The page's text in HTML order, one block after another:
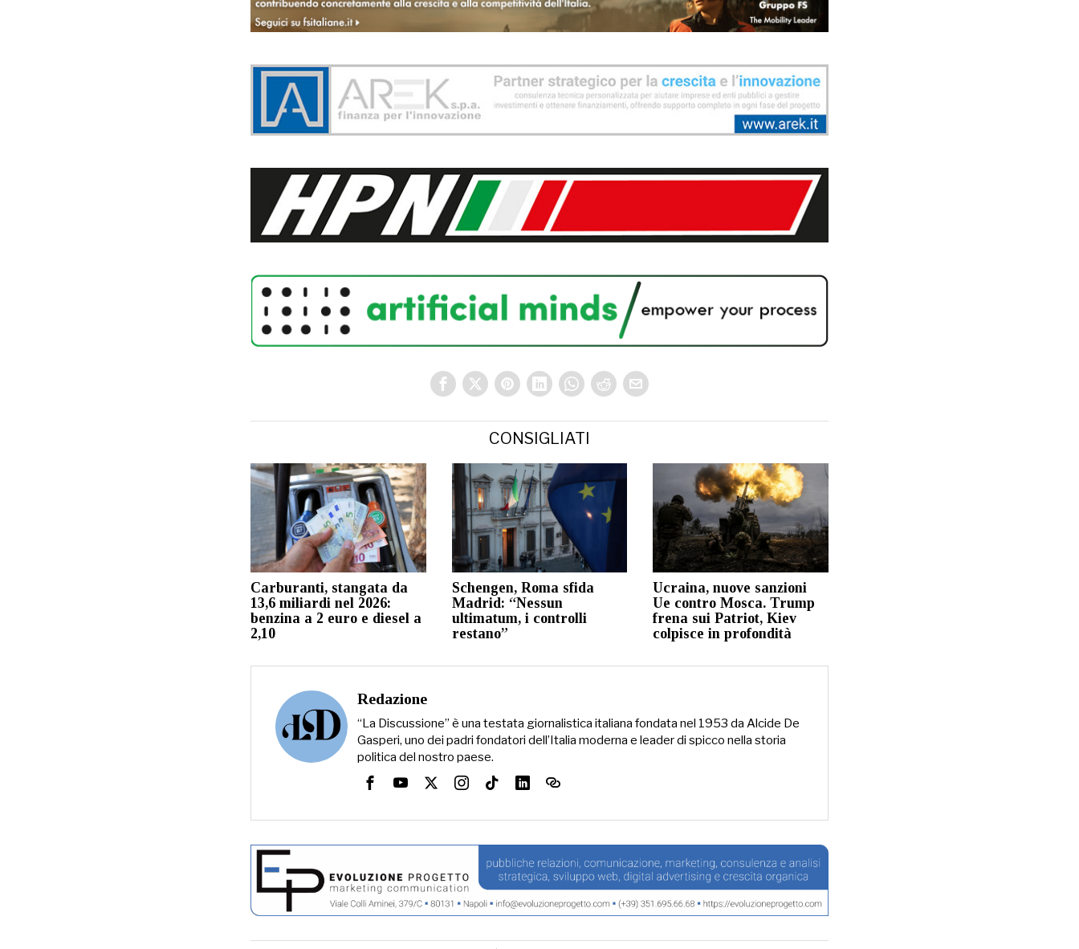
CONSIGLIATI
Carburanti, stangata da
13,6 miliardi nel 2026:
benzina a 2 euro e diesel a
2,10
Schengen, Roma sfida
Madrid: “Nessun
ultimatum, i controlli
restano”
Ucraina, nuove sanzioni
Ue contro Mosca. Trump
frena sui Patriot, Kiev
colpisce in profondità
Redazione
“La Discussione” è una testata giornalistica italiana fondata nel 1953 da Alcide De
Gasperi, uno dei padri fondatori dell’Italia moderna e leader di spicco nella storia
politica del nostro paese.